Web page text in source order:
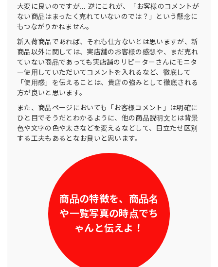
大変に良いのですが… 逆にこれが、「お客様のコメントが
ない商品はまったく売れていないのでは？」という懸念に
もつながりかねません。
新入荷商品であれば、それも仕方ないとは思いますが、新
商品以外に関しては、実店舗のお客様の感想や、まだ売れ
ていない商品であっても実店舗のリピーターさんにモニタ
ー使用していただいてコメントを入れるなど、徹底して
「使用感」を伝えることは、貴店の強みとして徹底される
方が良いと思います。
また、商品ページにおいても「お客様コメント」は明確に
ひと目でそうだとわかるように、他の商品説明文とは背景
色や文字の色や太さなどを変えるなどして、目立たせ区別
する工夫もあるとなお良いと思います。
商品の特徴を、 商品名
や一覧写真の時点でち
ゃんと伝えよ！